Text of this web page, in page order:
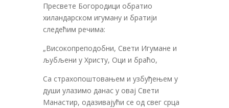
Пресвете Богородици обратио
хиландарском игуману и братији
следећим речима:
„Високопреподобни, Свети Игумане и
љубљени у Христу, Оци и браћо,
Са страхопоштовањем и узбуђењем у
души улазимо данас у овај Свети
Манастир, одазивајући се од свег срца